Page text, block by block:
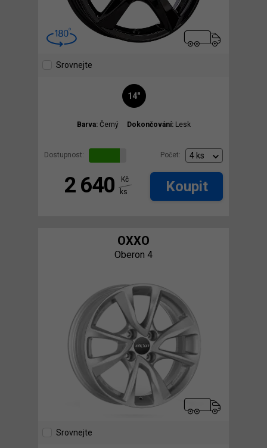
Srovnejte
14"
Barva: Černý Dokončování: Lesk
Dostupnost: Počet:
2 640
Kč
ks
Koupit
OXXO
Oberon 4
Srovnejte